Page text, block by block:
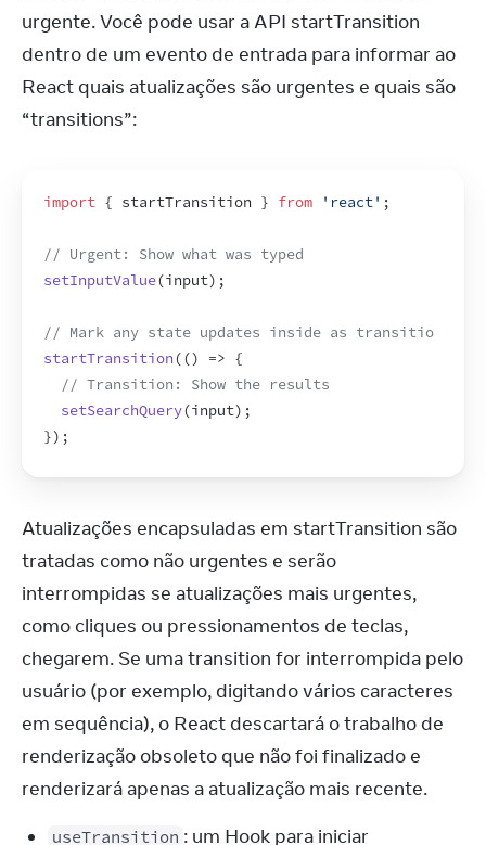
urgente. Você pode usar a API startTransition
dentro de um evento de entrada para informar ao
React quais atualizações são urgentes e quais são
“transitions”:
import { startTransition } from 'react' ;
// Urgent: Show what was typed
setInputValue(input) ;
// Mark any state updates inside as transitions
startTransition(() => {
// Transition: Show the results
setSearchQuery(input) ;
}) ;
Atualizações encapsuladas em startTransition são
tratadas como não urgentes e serão
interrompidas se atualizações mais urgentes,
como cliques ou pressionamentos de teclas,
chegarem. Se uma transition for interrompida pelo
usuário (por exemplo, digitando vários caracteres
em sequência), o React descartará o trabalho de
renderização obsoleto que não foi finalizado e
renderizará apenas a atualização mais recente.
useTransition : um Hook para iniciar